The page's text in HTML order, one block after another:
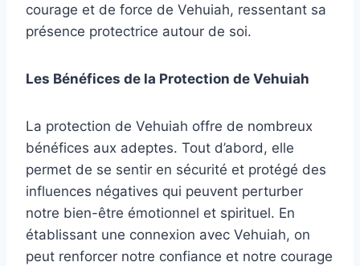
courage et de force de Vehuiah, ressentant sa
présence protectrice autour de soi.
Les Bénéfices de la Protection de Vehuiah
La protection de Vehuiah offre de nombreux
bénéfices aux adeptes. Tout d’abord, elle
permet de se sentir en sécurité et protégé des
influences négatives qui peuvent perturber
notre bien-être émotionnel et spirituel. En
établissant une connexion avec Vehuiah, on
peut renforcer notre confiance et notre courage